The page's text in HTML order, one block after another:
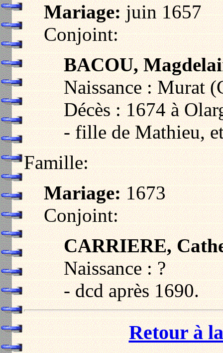
Mariage:juin 1657
Conjoint:
BACOU,
Naissance : Murat
Décès : 1674 à
- fille de Mathieu,
Famille:
Mariage:1673
Conjoint:
CARRIERE,
Naissance : ?
- dcd après 1690.
Retour à